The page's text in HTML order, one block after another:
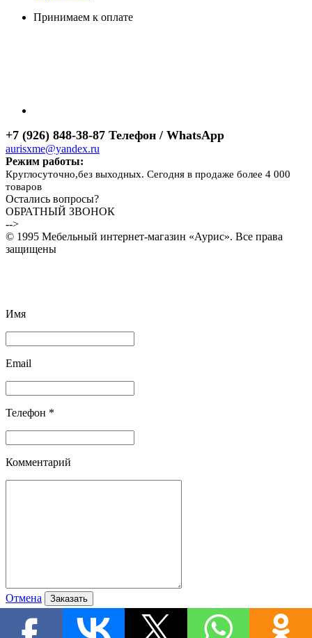
Принимаем к оплате
+7 (926) 848-38-87 Телефон / WhatsApp
aurisxme@yandex.ru
Режим работы:
Круглосуточно,без выходных. Сегодня в продаже более 4 000
товаров
Остались вопросы?
ОБРАТНЫЙ ЗВОНОК
-->
© 1995 Мебельный интернет-магазин «Аурис». Все права
защищены
Имя
Email
Телефон *
Комментарий
Отмена
Спасибо! Ваша заявка принята.
Наш менеджер свяжется с Вами в ближайшее время.